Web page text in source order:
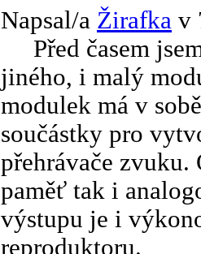
Napsal/a Žirafka v
Před časem
jiného, i malý
modulek má v
součástky pro
přehrávače
paměť tak i
výstupu je i
reproduktoru.